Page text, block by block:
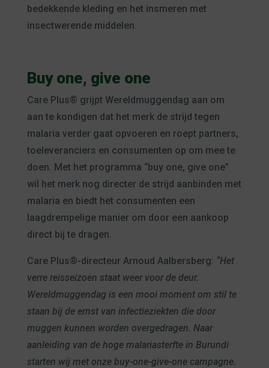
bedekkende kleding en het insmeren met
insectwerende middelen.
Buy one, give one
Care Plus® grijpt Wereldmuggendag aan om
aan te kondigen dat het merk de strijd tegen
malaria verder gaat opvoeren en roept partners,
toeleveranciers en consumenten op om mee te
doen. Met het programma “buy one, give one”
wil het merk nog directer de strijd aanbinden met
malaria en biedt het consumenten een
laagdrempelige manier om door een aankoop
direct bij te dragen.
Care Plus®-directeur Arnoud Aalbersberg: “Het
verre reisseizoen staat weer voor de deur.
Wereldmuggendag is een mooi moment om stil te
staan bij de ernst van infectieziekten die door
muggen kunnen worden overgedragen. Naar
aanleiding van de hoge malariasterfte in Burundi
starten wij met onze buy-one-give-one campagne.